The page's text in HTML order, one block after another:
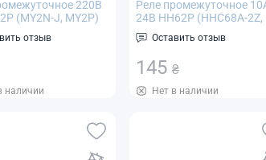
220В
(MY2N-J, MY2P)
отзыв
наличии
Реле промежуточное
24В HH62P (HHC68A-2Z,
LY2NJ) с контактной
площадкой PTF08A
Оставить отзыв
145₴
Нет в наличии